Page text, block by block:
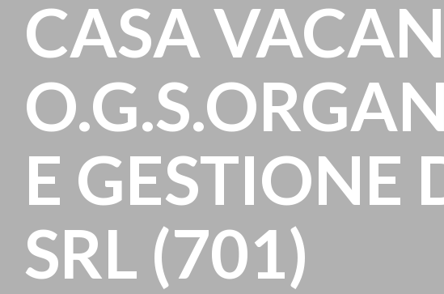
principale
CASA
E GESTIONE
SRL (701)